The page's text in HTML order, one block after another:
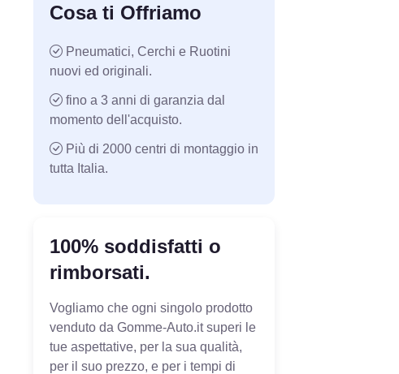
Cosa ti Offriamo
Pneumatici, Cerchi e Ruotini
nuovi ed originali.
fino a 3 anni di garanzia dal
momento dell'acquisto.
Più di 2000 centri di montaggio in
tutta Italia.
100% soddisfatti o
rimborsati.
Vogliamo che ogni singolo prodotto
venduto da Gomme-Auto.it superi le
tue aspettative, per la sua qualità,
per il suo prezzo, e per i tempi di